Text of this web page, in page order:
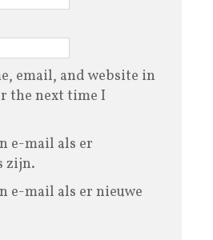
email, and website in
the next time I
e-mail als er
zijn.
e-mail als er nieuwe